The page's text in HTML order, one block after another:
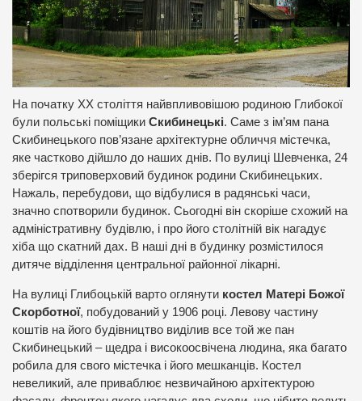
На початку ХХ століття найвпливовішою родиною Глибокої
були польські поміщики Скибинецькі. Саме з ім’ям пана
Скибинецького пов’язане архітектурне обличчя містечка,
яке частково дійшло до наших днів. По вулиці Шевченка, 24
зберігся триповерховий будинок родини Скибинецьких.
Нажаль, перебудови, що відбулися в радянські часи,
значно спотворили будинок. Сьогодні він скоріше схожий на
адміністративну будівлю, і про його столітній вік нагадує
хіба що скатний дах. В наші дні в будинку розмістилося
дитяче відділення центральної районної лікарні.
На вулиці Глибоцькій варто оглянути костел Матері Божої
Скорботної, побудований у 1906 році. Левову частину
коштів на його будівництво виділив все той же пан
Скибинецький – щедра і високоосвічена людина, яка багато
робила для свого містечка і його мешканців. Костел
невеликий, але приваблює незвичайною архітектурою